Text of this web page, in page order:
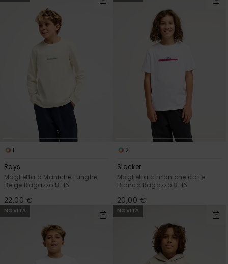
1
Rays
Maglietta a Maniche Lunghe
Beige Ragazzo 8-16
22,00 €
2
Slacker
Maglietta a maniche corte
Bianco Ragazzo 8-16
20,00 €
NOVITÀ NOVITÀ